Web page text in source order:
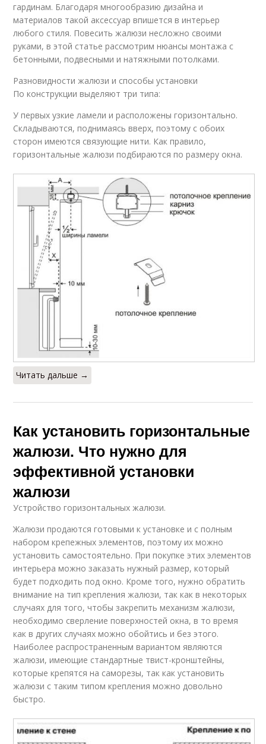
гардинам. Благодаря многообразию дизайна и
материалов такой аксессуар впишется в интерьер
любого стиля. Повесить жалюзи несложно своими
руками, в этой статье рассмотрим нюансы монтажа с
бетонными, подвесными и натяжными потолками.
Разновидности жалюзи и способы установки
По конструкции выделяют три типа:
У первых узкие ламели и расположены горизонтально.
Складываются, поднимаясь вверх, поэтому с обоих
сторон имеются связующие нити. Как правило,
горизонтальные жалюзи подбираются по размеру окна.
Читать дальше →
Как установить горизонтальные
жалюзи. Что нужно для
эффективной установки
жалюзи
Устройство горизонтальных жалюзи.
Жалюзи продаются готовыми к установке и с полным
набором крепежных элементов, поэтому их можно
установить самостоятельно. При покупке этих элементов
интерьера можно заказать нужный размер, который
будет подходить под окно. Кроме того, нужно обратить
внимание на тип крепления жалюзи, так как в некоторых
случаях для того, чтобы закрепить механизм жалюзи,
необходимо сверление поверхностей окна, в то время
как в других случаях можно обойтись и без этого.
Наиболее распространенным вариантом являются
жалюзи, имеющие стандартные твист-кронштейны,
которые крепятся на саморезы, так как установить
жалюзи с таким типом крепления можно довольно
быстро.